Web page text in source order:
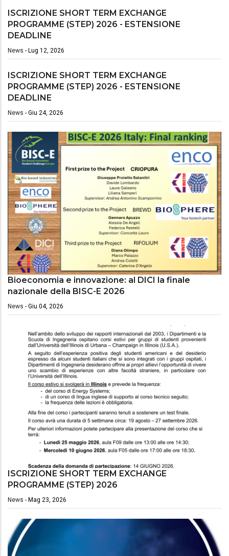
ISCRIZIONE SHORT TERM EXCHANGE
PROGRAMME (STEP) 2026 - ESTENSIONE
DEADLINE
News - Lug 12, 2026
ISCRIZIONE SHORT TERM EXCHANGE
PROGRAMME (STEP) 2026 - ESTENSIONE
DEADLINE
News - Giu 24, 2026
Bioeconomia e innovazione: al DICI la finale
nazionale della BISC-E 2026
News - Giu 04, 2026
ISCRIZIONE SHORT TERM EXCHANGE
PROGRAMME (STEP) 2026
News - Mag 23, 2026